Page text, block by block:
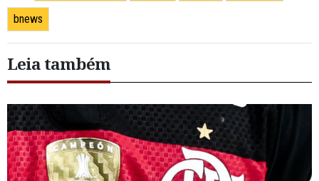
bnews
Leia também